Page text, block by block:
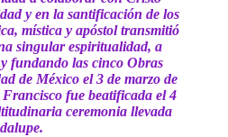
y en la santificación de los
mística y apóstol transmitió
singular espiritualidad, a
fundando las cinco Obras
de México el 3 de marzo de
fue beatificada el 4
ceremonia llevada